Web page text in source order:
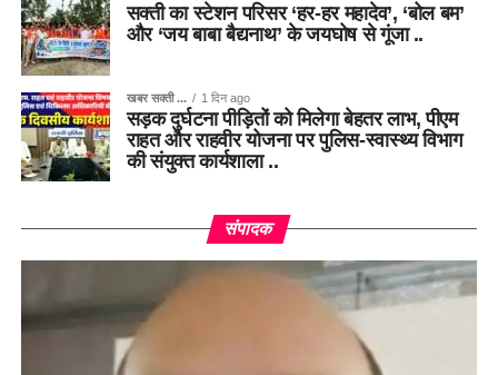
सक्ती का स्टेशन परिसर ‘हर-हर महादेव’, ‘बोल बम’
और ‘जय बाबा बैद्यनाथ’ के जयघोष से गूंजा ..
खबर सक्ती ... 1 दिन ago
सड़क दुर्घटना पीड़ितों को मिलेगा बेहतर लाभ, पीएम
राहत और राहवीर योजना पर पुलिस-स्वास्थ्य विभाग
की संयुक्त कार्यशाला ..
संपादक